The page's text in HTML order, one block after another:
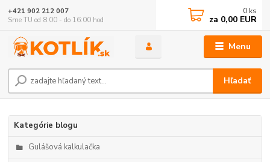
Menu
Hľadať
+421 902 212 007
Sme TU od 8:00 - do 16:00 hod
0 ks
za 0,00 EUR
Kategórie blogu
Gulášová kalkulačka